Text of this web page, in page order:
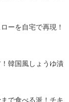
ーを自宅で再現！
韓国風しょうゆ漬
で食べる派！チキ